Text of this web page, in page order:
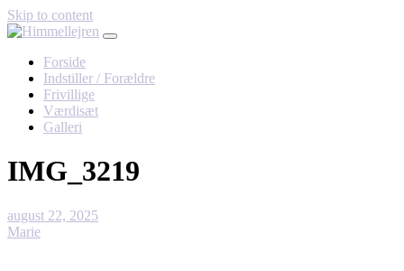
Skip to content
Forside
Indstiller / Forældre
Frivillige
Værdisæt
Galleri
IMG_3219
august 22, 2025
Marie